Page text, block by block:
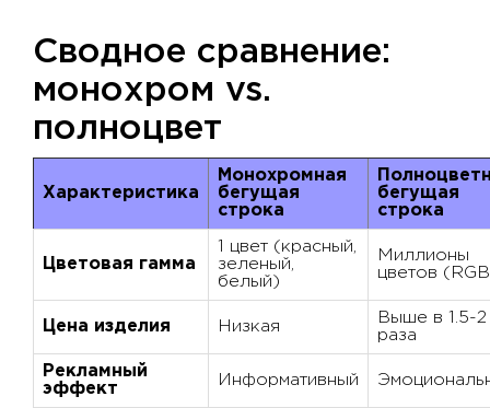
​Сводное сравнение:
монохром vs.
полноцвет
Характеристика
Монохромная
бегущая
строка
бегущая
строка
Цветовая гамма
1 цвет (красный,
зеленый,
белый)
Миллионы
цветов
Цена изделия Низкая
Выше в 1.5-2
раза
Рекламный
эффект
Информативный